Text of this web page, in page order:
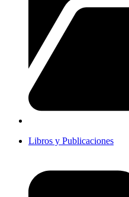
Libros y Publicaciones